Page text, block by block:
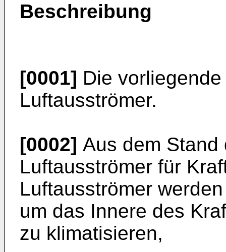
Beschreibung
[0001] Die
Luftausströmer.
[0002] Aus dem Stand
Luftausströmer für
Luftausströmer
um das Innere des
zu klimatisieren,